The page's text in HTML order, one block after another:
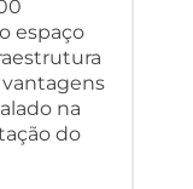
espaço
na
do